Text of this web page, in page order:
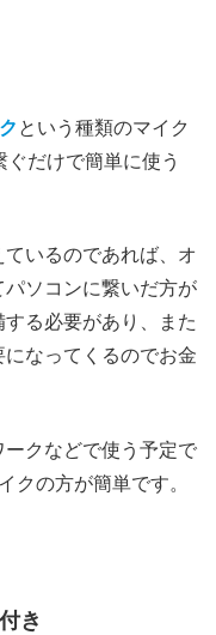
という種類のマイク
だけで簡単に使う
いるのであれば、オ
ソコンに繋いだ方が
る必要があり、また
なってくるのでお金
クなどで使う予定で
クの方が簡単です。
き